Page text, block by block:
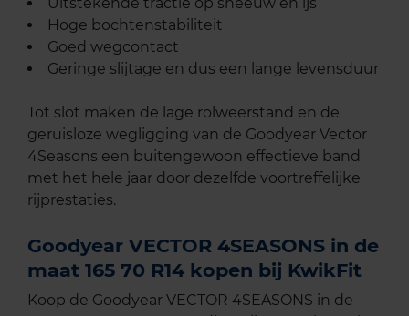
Hoge bochtenstabiliteit
Goed wegcontact
Geringe slijtage en dus een lange levensduur
Tot slot maken de lage rolweerstand en de
geruisloze wegligging van de Goodyear Vector
4Seasons een buitengewoon effectieve band
met het hele jaar door dezelfde voortreffelijke
rijprestaties.
Goodyear VECTOR 4SEASONS in de
maat 165 70 R14 kopen bij KwikFit
Koop de Goodyear VECTOR 4SEASONS in de